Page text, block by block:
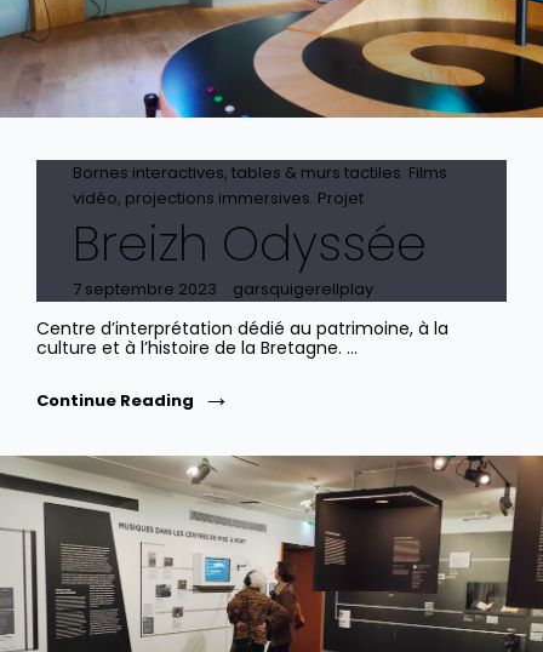
Cat
Links
Bornes interactives, tables & murs tactiles Films
vidéo, projections immersives Projet
Breizh Odyssée
Posted
7 septembre 2023 garsquigerellplay
Centre d’interprétation dédié au patrimoine, à la
culture et à l’histoire de la Bretagne. …
Continue Reading Breizh